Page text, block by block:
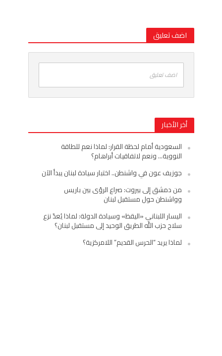
اضف تعليق
اضف تعليق
أخر الأخبار
السعودية أمام لحظة القرار: لماذا نعم للطاقة
النووية… ونعم لاتفاقيات أبراهام؟
جوزيف عون في واشنطن.. اختبار سيادة لبنان يبدأ الآن
من دمشق إلى بيروت: صراع الرؤى بين باريس
وواشنطن حول مستقبل لبنان
اليسار اللبناني «اليقظ» وسيادة الدولة: لماذا يُعدّ نزع
سلاح حزب الله الطريق الوحيد إلى مستقبل لبنان؟
لماذا يريد “الحرس القديم” اللامركزية؟